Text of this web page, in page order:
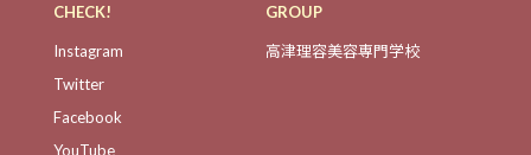
CHECK!
Instagram
Twitter
Facebook
YouTube
GROUP
高津理容美容専門学校